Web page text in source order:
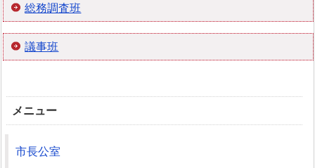
総務調査班
議事班
メニュー
市長公室